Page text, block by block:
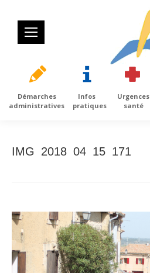
Démarches
administratives
Infos
pratiques
Urgences
santé
IMG_2018_04_15_1710